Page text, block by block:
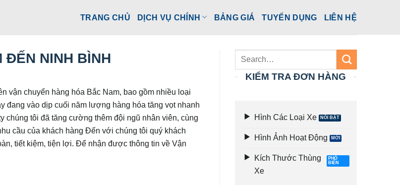
TRANG CHỦ DỊCH VỤ CHÍNH BẢNG GIÁ TUYỂN DỤNG LIÊN HỆ
ĐẾN NINH BÌNH
vận chuyển hàng hóa Bắc Nam, bao gồm nhiều loại
đang vào dịp cuối năm lượng hàng hóa tăng vọt nhanh
chúng tôi đã tăng cường thêm đội ngũ nhân viên, cùng
cầu của khách hàng Đến với chúng tôi quý khách
tiết kiệm, tiện lợi. Để nhận được thông tin về Vận
KIỂM TRA ĐƠN HÀNG
Hình Các Loại Xe
Hình Ảnh Hoạt Động
Kích Thước Thùng
Xe